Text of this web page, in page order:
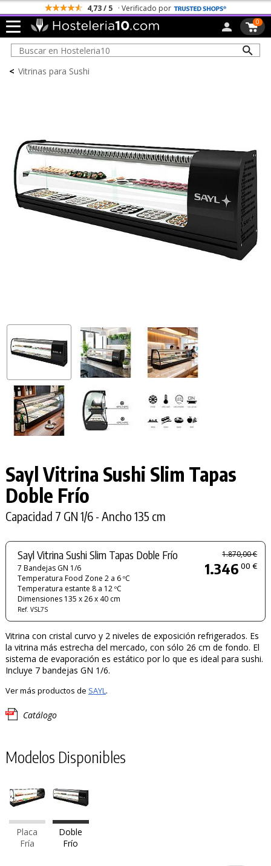
4,73 / 5 · Verificado por
0
< Vitrinas para Sushi
Sayl Vitrina Sushi Slim Tapas
Doble Frío
Capacidad 7 GN 1/6 - Ancho 135 cm
Sayl Vitrina Sushi Slim Tapas Doble Frío
7 Bandejas GN 1/6
Temperatura Food Zone 2 a 6 ºC
Temperatura estante 8 a 12 ºC
Dimensiones 135 x 26 x 40 cm
Ref. VSL7S
1.870,00 €
1.346 00 €
Vitrina con cristal curvo y 2 niveles de exposición refrigerados. Es
la vitrina más estrecha del mercado, con sólo 26 cm de fondo. El
sistema de evaporación es estático por lo que es ideal para sushi.
Incluye 7 bandejas GN 1/6.
Ver más productos de SAYL.
Catálogo
Modelos Disponibles
Placa
Fría
Doble
Frío